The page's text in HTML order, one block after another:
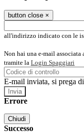
button close ×
all'indirizzo indicato con le
Non hai una e-mail
tramite la Login Spaggiari
E-mail inviata, si prega
Errore
Chiudi
Successo